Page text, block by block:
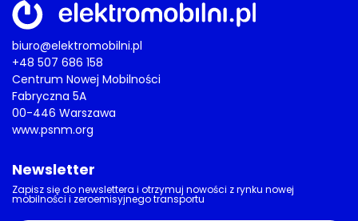
biuro@elektromobilni.pl
+48 507 686 158
Centrum Nowej Mobilności
Fabryczna 5A
00-446 Warszawa
www.psnm.org
Newsletter
Zapisz się do newslettera i otrzymuj nowości z rynku nowej
mobilności i zeroemisyjnego transportu